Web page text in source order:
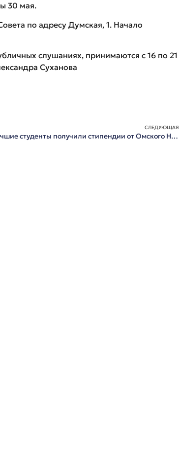
30 мая.
по адресу Думская, 1. Начало
слушаниях, принимаются с 16 по 21
Суханова
СЛЕДУЮЩАЯ
Лучшие студенты получили стипендии от Омского НПЗ